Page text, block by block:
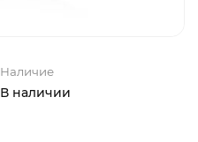
Наличие
В наличии